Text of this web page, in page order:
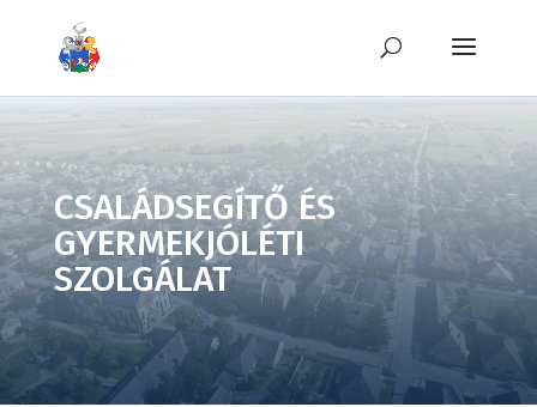
CSALÁDSEGÍTŐ ÉS
GYERMEKJÓLÉTI
SZOLGÁLAT